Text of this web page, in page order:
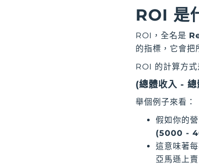
ROI 是
ROI，全名是
的指標，它會把
ROI 的計算方式
(總體收入 -
舉個例子來看：
假如你的
(5000 -
這意味著
亞馬遜上